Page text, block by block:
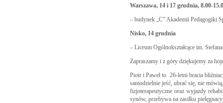
Warszawa, 14 i 17 grudnia, 8.00-
– budynek „C” Akademii Pedagogiki
Nisko, 14 grudnia
– Liceum Ogólnokształcące im.
Zapraszamy i z góry dziękujemy za
Piotr i Paweł to 26-letni bracia
samodzielnie jeść, ubrać się, nie
fizjoterapeutyczne oraz wyjazdy
synów, przebywa na zasiłku